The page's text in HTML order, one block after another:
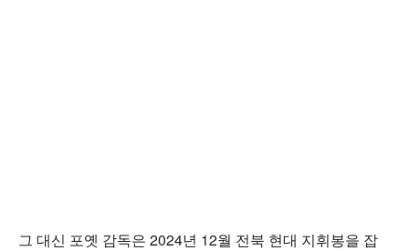
그 대신 포옛 감독은 2024년 12월 전북 현대 지휘봉을 잡